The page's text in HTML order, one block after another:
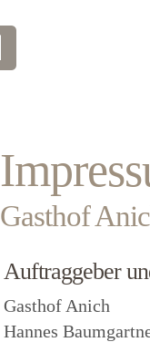
Gasthof
Auftraggeber
Gasthof Anich
Hannes